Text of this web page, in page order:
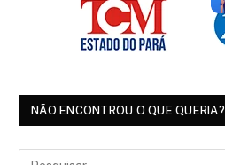
NÃO ENCONTROU O QUE QUERIA?